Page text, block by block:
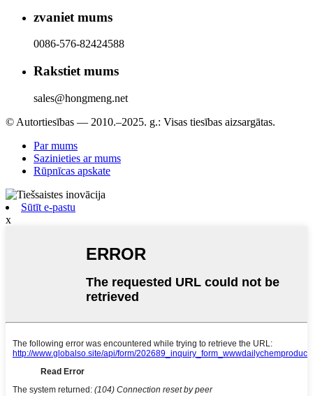
zvaniet mums
0086-576-82424588
Rakstiet mums
sales@hongmeng.net
© Autortiesības — 2010.–2025. g.: Visas tiesības aizsargātas.
Par mums
Sazinieties ar mums
Rūpnīcas apskate
Sūtīt e-pastu
x